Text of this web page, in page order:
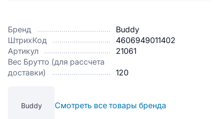
Бренд
Buddy
ШтрихКод
4606949011402
Артикул
21061
Вес Брутто (для рассчета
доставки)
120
Buddy Смотреть все товары бренда